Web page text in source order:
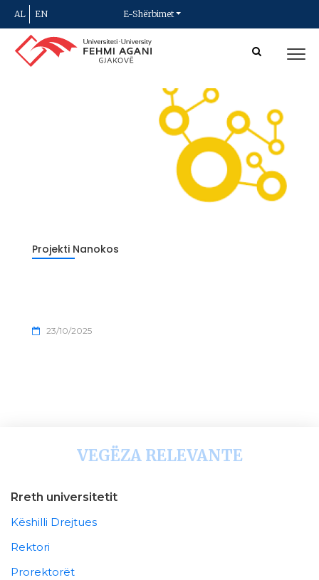
AL EN E-Shërbimet
Projekti Nanokos
23/10/2025
VEGËZA RELEVANTE
Rreth universitetit
Këshilli Drejtues
Rektori
Prorektorët